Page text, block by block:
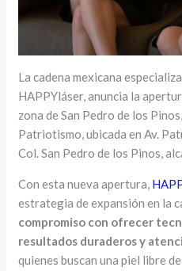
La cadena mexicana
HAPPYláser, anuncia la
zona de San Pedro de los
Patriotismo, ubicada en Av.
Col. San Pedro de los Pinos,
Con esta nueva apertura,
estrategia de expansión en la
compromiso con ofrecer
resultados duraderos y
quienes buscan una piel libre